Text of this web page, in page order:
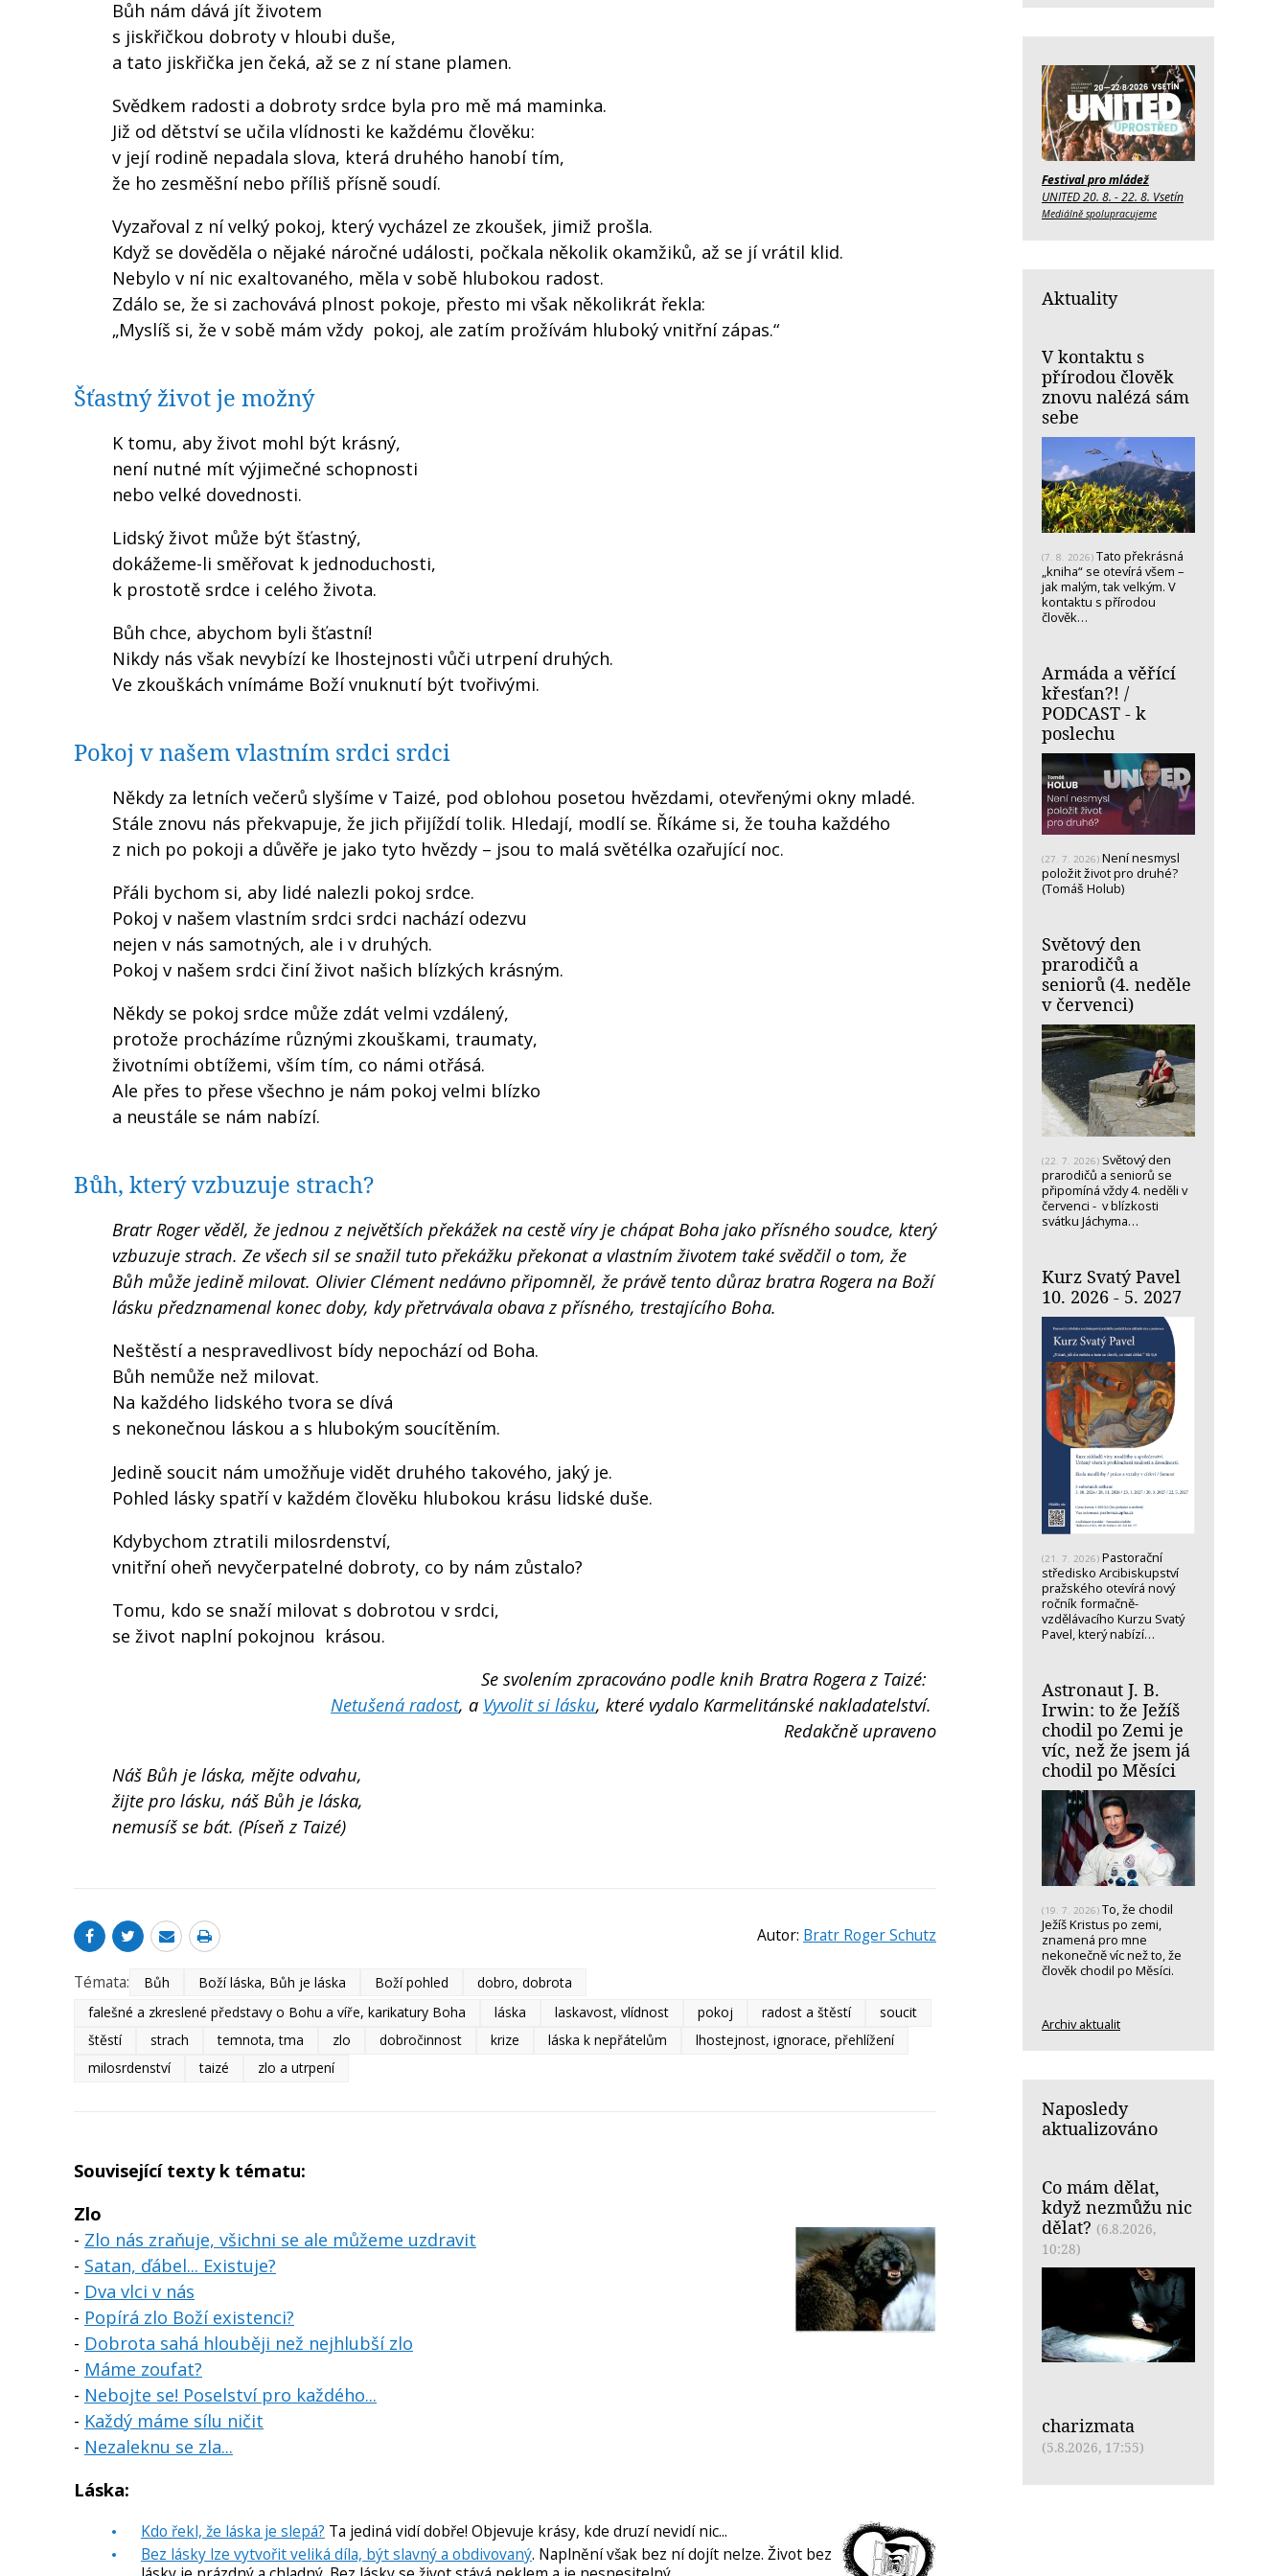
Bůh nám dává jít životem
s jiskřičkou dobroty v hloubi duše,
a tato jiskřička jen čeká, až se z ní stane plamen.
Svědkem radosti a dobroty srdce byla pro mě má maminka.
Již od dětství se učila vlídnosti ke každému člověku:
v její rodině nepadala slova, která druhého hanobí tím,
že ho zesměšní nebo příliš přísně soudí.
Vyzařoval z ní velký pokoj, který vycházel ze zkoušek, jimiž prošla.
Když se dověděla o nějaké náročné události, počkala několik okamžiků, až se jí vrátil klid.
Nebylo v ní nic exaltovaného, měla v sobě hlubokou radost.
Zdálo se, že si zachovává plnost pokoje, přesto mi však několikrát řekla:
„Myslíš si, že v sobě mám vždy pokoj, ale zatím prožívám hluboký vnitřní zápas.“
Šťastný život je možný
K tomu, aby život mohl být krásný,
není nutné mít výjimečné schopnosti
nebo velké dovednosti.
Lidský život může být šťastný,
dokážeme-li směřovat k jednoduchosti,
k prostotě srdce i celého života.
Bůh chce, abychom byli šťastní!
Nikdy nás však nevybízí ke lhostejnosti vůči utrpení druhých.
Ve zkouškách vnímáme Boží vnuknutí být tvořivými.
Pokoj v našem vlastním srdci srdci
Někdy za letních večerů slyšíme v Taizé, pod oblohou posetou hvězdami, otevřenými okny mladé.
Stále znovu nás překvapuje, že jich přijíždí tolik. Hledají, modlí se. Říkáme si, že touha každého
z nich po pokoji a důvěře je jako tyto hvězdy – jsou to malá světélka ozařující noc.
Přáli bychom si, aby lidé nalezli pokoj srdce.
Pokoj v našem vlastním srdci srdci nachází odezvu
nejen v nás samotných, ale i v druhých.
Pokoj v našem srdci činí život našich blízkých krásným.
Někdy se pokoj srdce může zdát velmi vzdálený,
protože procházíme různými zkouškami, traumaty,
životními obtížemi, vším tím, co námi otřásá.
Ale přes to přese všechno je nám pokoj velmi blízko
a neustále se nám nabízí.
Bůh, který vzbuzuje strach?
Bratr Roger věděl, že jednou z největších překážek na cestě víry je chápat Boha jako přísného soudce, který
vzbuzuje strach. Ze všech sil se snažil tuto překážku překonat a vlastním životem také svědčil o tom, že
Bůh může jedině milovat. Olivier Clément nedávno připomněl, že právě tento důraz bratra Rogera na Boží
lásku předznamenal konec doby, kdy přetrvávala obava z přísného, trestajícího Boha.
Neštěstí a nespravedlivost bídy nepochází od Boha.
Bůh nemůže než milovat.
Na každého lidského tvora se dívá
s nekonečnou láskou a s hlubokým soucítěním.
Jedině soucit nám umožňuje vidět druhého takového, jaký je.
Pohled lásky spatří v každém člověku hlubokou krásu lidské duše.
Kdybychom ztratili milosrdenství,
vnitřní oheň nevyčerpatelné dobroty, co by nám zůstalo?
Tomu, kdo se snaží milovat s dobrotou v srdci,
se život naplní pokojnou krásou.
Se svolením zpracováno podle knih Bratra Rogera z Taizé:
Netušená radost, a Vyvolit si lásku, které vydalo Karmelitánské nakladatelství.
Redakčně upraveno
Náš Bůh je láska, mějte odvahu,
žijte pro lásku, náš Bůh je láska,
nemusíš se bát. (Píseň z Taizé)
Autor: Bratr Roger Schutz
Témata: Bůh Boží láska, Bůh je láska Boží pohled
dobro, dobrota
falešné a zkreslené představy o Bohu a víře, karikatury Boha
láska laskavost, vlídnost pokoj radost a štěstí
soucit
štěstí
strach temnota, tma zlo dobročinnost krize láska k nepřátelům
lhostejnost, ignorace, přehlížení
milosrdenství
taizé zlo a utrpení
Související texty k tématu:
Zlo
- Zlo nás zraňuje, všichni se ale můžeme uzdravit
- Satan, ďábel... Existuje?
- Dva vlci v nás
- Popírá zlo Boží existenci?
- Dobrota sahá hlouběji než nejhlubší zlo
- Máme zoufat?
- Nebojte se! Poselství pro každého...
- Každý máme sílu ničit
- Nezaleknu se zla...
Láska:
Kdo řekl, že láska je slepá? Ta jediná vidí dobře! Objevuje krásy, kde druzí nevidí nic...
Bez lásky lze vytvořit veliká díla, být slavný a obdivovaný. Naplnění však bez ní dojít nelze. Život bez
Festival pro mládež
UNITED 20. 8. - 22. 8. Vsetín
Mediálně spolupracujeme
Aktuality
V kontaktu s
přírodou člověk
znovu nalézá sám
sebe
(7. 8. 2026) Tato překrásná
„kniha“ se otevírá všem –
jak malým, tak velkým. V
kontaktu s přírodou
člověk…
Armáda a věřící
křesťan?! /
PODCAST - k
poslechu
(27. 7. 2026) Není nesmysl
položit život pro druhé?
(Tomáš Holub)
Světový den
prarodičů a
seniorů (4. neděle
v červenci)
(22. 7. 2026) Světový den
prarodičů a seniorů se
připomíná vždy 4. neděli v
červenci - v blízkosti
svátku Jáchyma…
Kurz Svatý Pavel
10. 2026 - 5. 2027
(21. 7. 2026) Pastorační
středisko Arcibiskupství
pražského otevírá nový
ročník formačně-
vzdělávacího Kurzu Svatý
Pavel, který nabízí…
Astronaut J. B.
Irwin: to že Ježíš
chodil po Zemi je
víc, než že jsem já
chodil po Měsíci
(19. 7. 2026) To, že chodil
Ježíš Kristus po zemi,
znamená pro mne
nekonečně víc než to, že
člověk chodil po Měsíci.
Archiv aktualit
Naposledy
aktualizováno
Co mám dělat,
když nezmůžu nic
dělat? (6.8.2026,
10:28)
charizmata
(5.8.2026, 17:55)